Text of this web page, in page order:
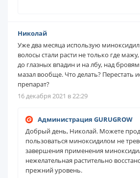
Николай
Уже два месяца использую миноксидил
волосы стали расти не только где
до глазных впадин и на лбу, над
мазал вообще. Что делать? Перестать
препарат?
16 декабря 2021 в 22:29
Администрация GURUGROW
Добрый день, Николай. Можете
пользоваться миноксидилом не
завершения применения
нежелательная растительно
прежний уровень.